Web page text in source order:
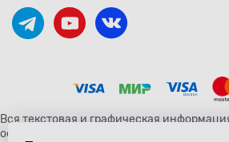
Вся текстовая и графическая
оформление страницы avtozaryad.ru